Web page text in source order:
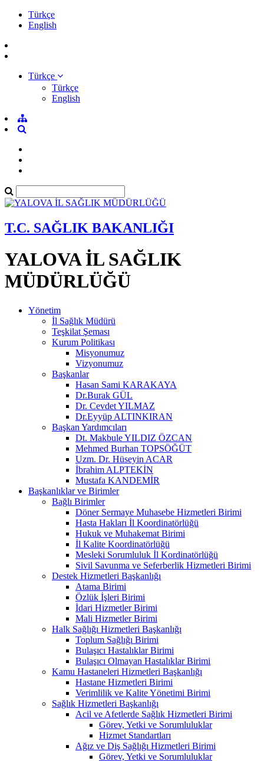
Türkçe
English
Türkçe
Türkçe
English
T.C. SAĞLIK BAKANLIĞI
YALOVA İL SAĞLIK
MÜDÜRLÜĞÜ
Yönetim
İl Sağlık Müdürü
Teşkilat Şeması
Kurum Politikası
Misyonumuz
Vizyonumuz
Başkanlar
Hasan Sami KARAKAYA
Dr.Burak GÜL
Dr. Cevdet YILMAZ
Dr.Eyyüp ALTINKIRAN
Başkan Yardımcıları
Dt. Makbule YILDIZ ÖZCAN
Mehmed Burhan TOPSÖĞÜT
Uzm. Dr. Hüseyin ACAR
İbrahim ALPTEKİN
Mustafa KANDEMİR
Başkanlıklar ve Birimler
Bağlı Birimler
Döner Sermaye Muhasebe Hizmetleri Birimi
Hasta Hakları İl Koordinatörlüğü
Hukuk ve Muhakemat Birimi
İl Kalite Koordinatörlüğü
Mesleki Sorumluluk İl Kordinatörlüğü
Sivil Savunma ve Seferberlik Hizmetleri Birimi
Destek Hizmetleri Başkanlığı
Atama Birimi
Özlük İşleri Birimi
İdari Hizmetler Birimi
Mali Hizmetler Birimi
Halk Sağlığı Hizmetleri Başkanlığı
Toplum Sağlığı Birimi
Bulaşıcı Hastalıklar Birimi
Bulaşıcı Olmayan Hastalıklar Birimi
Kamu Hastaneleri Hizmetleri Başkanlığı
Hastane Hizmetleri Birimi
Verimlilik ve Kalite Yönetimi Birimi
Sağlık Hizmetleri Başkanlığı
Acil ve Afetlerde Sağlık Hizmetleri Birimi
Görev, Yetki ve Sorumluluklar
Hizmet Standartları
Ağız ve Diş Sağlığı Hizmetleri Birimi
Görev, Yetki ve Sorumluluklar